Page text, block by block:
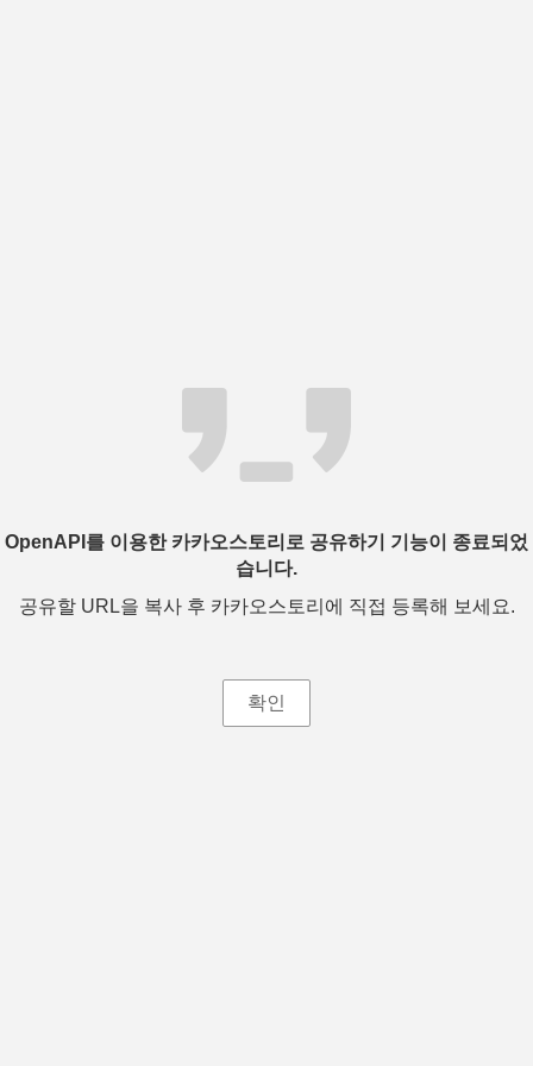
OpenAPI를 이용한 카카오스토리로 공유하기 기능이 종료되었
습니다.
공유할 URL을 복사 후 카카오스토리에 직접 등록해 보세요.
확인